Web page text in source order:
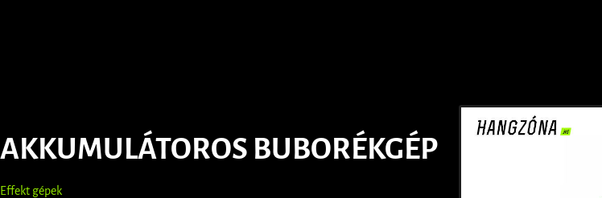
AKKUMULÁTOROS BUBORÉKGÉP
Effekt gépek